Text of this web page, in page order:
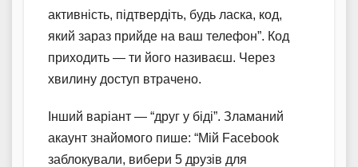
активність, підтвердіть, будь ласка, код,
який зараз прийде на ваш телефон”. Код
приходить — ти його називаєш. Через
хвилину доступ втрачено.
Інший варіант — “друг у біді”. Зламаний
акаунт знайомого пише: “Мій Facebook
заблокували, вибери 5 друзів для